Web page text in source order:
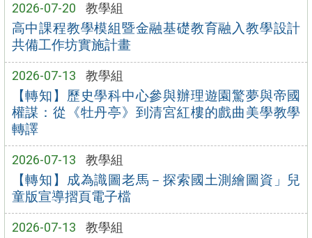
2026-07-20 教學組
高中課程教學模組暨金融基礎教育融入教學設計
共備工作坊實施計畫
2026-07-13 教學組
【轉知】歷史學科中心參與辦理遊園驚夢與帝國
權謀：從《牡丹亭》到清宮紅樓的戲曲美學教學
轉譯
2026-07-13 教學組
【轉知】成為識圖老馬－探索國土測繪圖資」兒
童版宣導摺頁電子檔
2026-07-13 教學組